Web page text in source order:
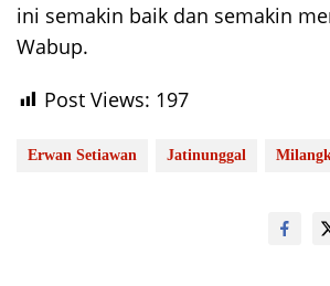
ini semakin baik dan semakin
Wabup.
Post Views: 197
Erwan Setiawan Jatinunggal